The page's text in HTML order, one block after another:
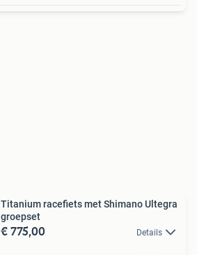
Titanium racefiets met Shimano Ultegra
groepset
€ 775,00 Details